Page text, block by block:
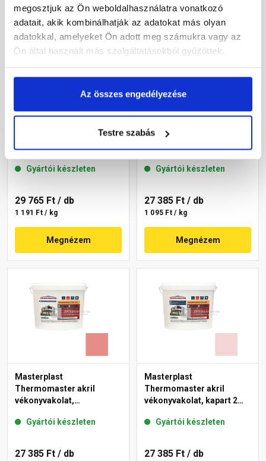
megosztjuk az Ön weboldalhasználatra vonatkozó
adatait, akik kombinálhatják az adatokat más olyan
adatokkal, amelyeket Ön adott meg számukra vagy az
Ön által használt más szolgáltatásokból gyűjtöttek.
Az összes engedélyezése
Testre szabás
vékonyvakolat, kapart 2
mm 22-C 25 kg
Gyártói készleten
29 765 Ft / db
1 191 Ft / kg
Megnézem
Thermomaster akril
vékonyvakolat, kapart 2
mm 22-D 25 kg
Gyártói készleten
27 385 Ft / db
1 095 Ft / kg
Megnézem
Masterplast
Thermomaster akril
vékonyvakolat,
22-D 25 kg
Gyártói készleten
27 385 Ft / db
Masterplast
Thermomaster akril
vékonyvakolat, kapart 2
Gyártói készleten
27 385 Ft / db